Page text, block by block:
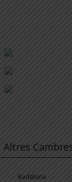
Altres
Badalona